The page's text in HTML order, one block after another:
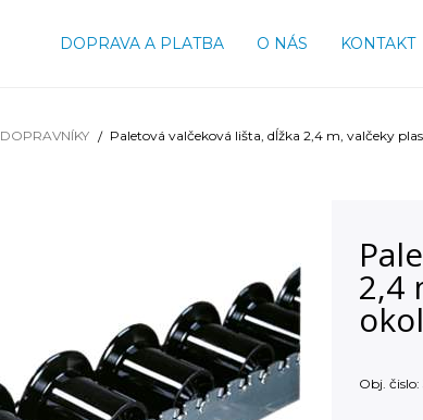
DOPRAVA A PLATBA O NÁS KONTAKT
DOPRAVNÍKY Paletová valčeková lišta, dĺžka 2,4 m, valčeky
2,4
Obj. čislo: